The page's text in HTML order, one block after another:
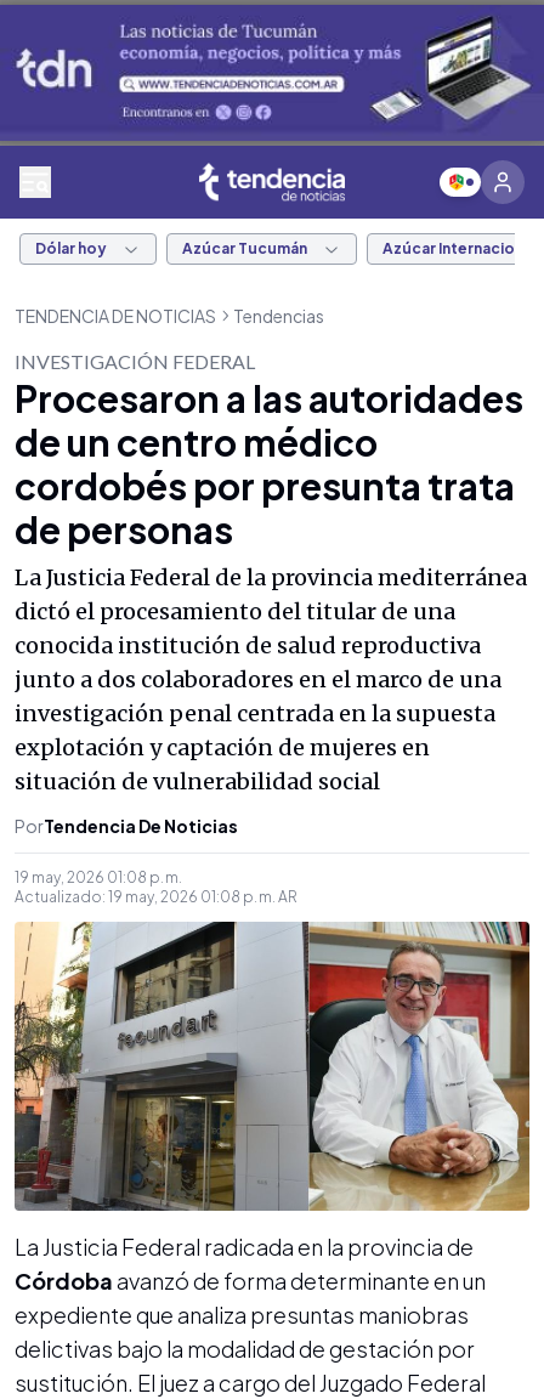
Dólar hoy Azúcar Tucumán Azúcar Internacional
TENDENCIA DE NOTICIAS Tendencias
INVESTIGACIÓN FEDERAL
Procesaron a las autoridades
de un centro médico
cordobés por presunta trata
de personas
La Justicia Federal de la provincia mediterránea
dictó el procesamiento del titular de una
conocida institución de salud reproductiva
junto a dos colaboradores en el marco de una
investigación penal centrada en la supuesta
explotación y captación de mujeres en
situación de vulnerabilidad social
PorTendencia De Noticias
19 may, 2026 01:08 p. m.
Actualizado: 19 may, 2026 01:08 p. m. AR
La Justicia Federal radicada en la provincia de
Córdobaavanzó de forma determinante en un
expediente que analiza presuntas maniobras
delictivas bajo la modalidad de gestación por
sustitución. El juez a cargo del Juzgado Federal